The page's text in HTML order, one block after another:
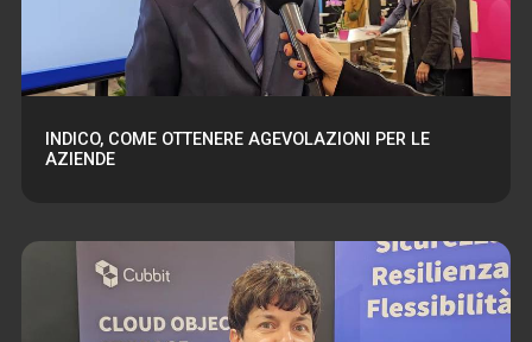
INDICO, COME OTTENERE AGEVOLAZIONI PER LE
AZIENDE